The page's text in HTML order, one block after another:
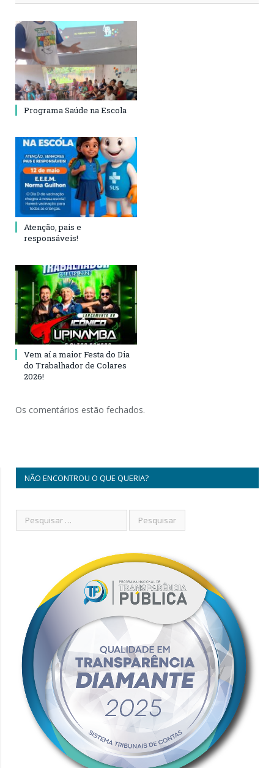
Programa Saúde na Escola
Atenção, pais e
responsáveis!
Vem aí a maior Festa do Dia
do Trabalhador de Colares
2026!
Os comentários estão fechados.
NÃO ENCONTROU O QUE QUERIA?